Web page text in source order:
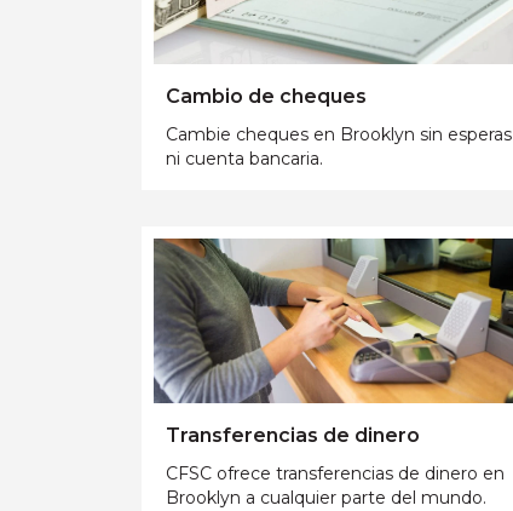
Cambio de cheques
Cambie cheques en Brooklyn sin esperas
ni cuenta bancaria.
Transferencias de dinero
CFSC ofrece transferencias de dinero en
Brooklyn a cualquier parte del mundo.